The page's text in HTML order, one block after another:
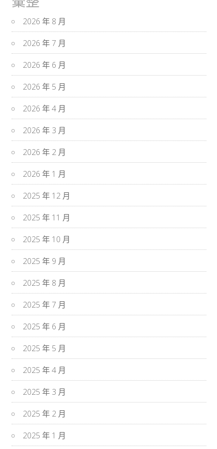
2026 年 8 月
2026 年 7 月
2026 年 6 月
2026 年 5 月
2026 年 4 月
2026 年 3 月
2026 年 2 月
2026 年 1 月
2025 年 12 月
2025 年 11 月
2025 年 10 月
2025 年 9 月
2025 年 8 月
2025 年 7 月
2025 年 6 月
2025 年 5 月
2025 年 4 月
2025 年 3 月
2025 年 2 月
2025 年 1 月